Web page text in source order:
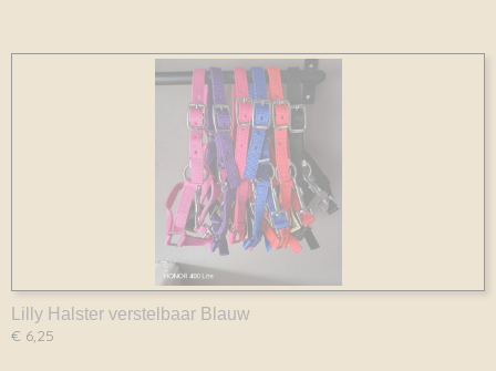
Lilly Halster verstelbaar Blauw
€ 6,25